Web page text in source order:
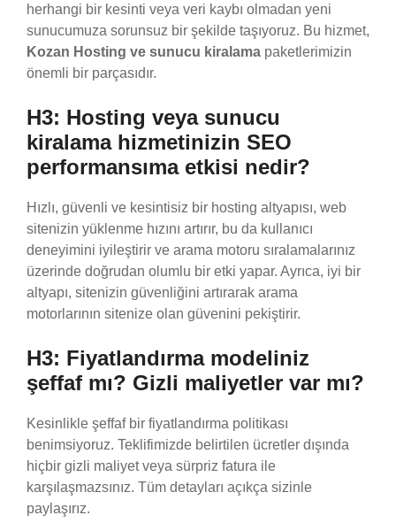
herhangi bir kesinti veya veri kaybı olmadan yeni
sunucumuza sorunsuz bir şekilde taşıyoruz. Bu hizmet,
Kozan Hosting ve sunucu kiralama paketlerimizin
önemli bir parçasıdır.
H3: Hosting veya sunucu
kiralama hizmetinizin SEO
performansıma etkisi nedir?
Hızlı, güvenli ve kesintisiz bir hosting altyapısı, web
sitenizin yüklenme hızını artırır, bu da kullanıcı
deneyimini iyileştirir ve arama motoru sıralamalarınız
üzerinde doğrudan olumlu bir etki yapar. Ayrıca, iyi bir
altyapı, sitenizin güvenliğini artırarak arama
motorlarının sitenize olan güvenini pekiştirir.
H3: Fiyatlandırma modeliniz
şeffaf mı? Gizli maliyetler var mı?
Kesinlikle şeffaf bir fiyatlandırma politikası
benimsiyoruz. Teklifimizde belirtilen ücretler dışında
hiçbir gizli maliyet veya sürpriz fatura ile
karşılaşmazsınız. Tüm detayları açıkça sizinle
paylaşırız.